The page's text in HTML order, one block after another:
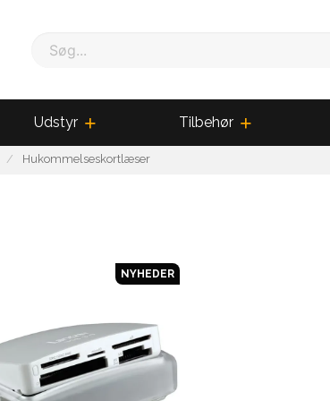
Søg...
Udstyr Tilbehør
Hukommelseskortlæser
NYHEDER